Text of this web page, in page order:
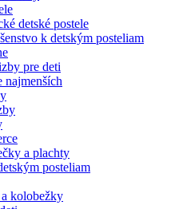
detské postele
k detským posteliam
pre deti
najmenších
a plachty
posteliam
kolobežky